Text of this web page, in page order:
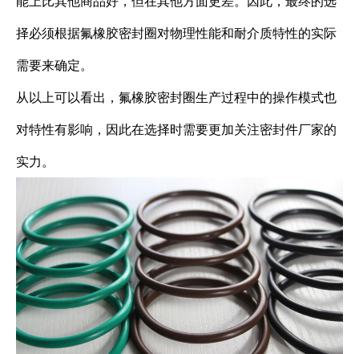
择必须根据氟橡胶密封圈对物理性能和耐介质特性的实际
需要来确定。
从以上可以看出，氟橡胶密封圈生产过程中的操作模式也
对特性有影响，因此在选择时需要更加关注密封件厂家的
实力。